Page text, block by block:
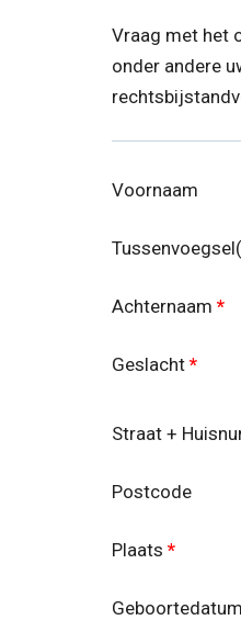
Vraag met het
onder andere
Voornaam
Achternaam *
Geslacht *
Straat +
Postcode
Plaats *
Geboortedatum